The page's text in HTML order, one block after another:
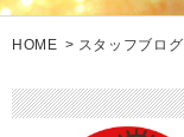
HOME > スタッフブログ